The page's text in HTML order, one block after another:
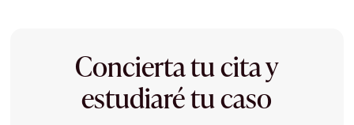
Concierta tu cita y
estudiaré tu caso